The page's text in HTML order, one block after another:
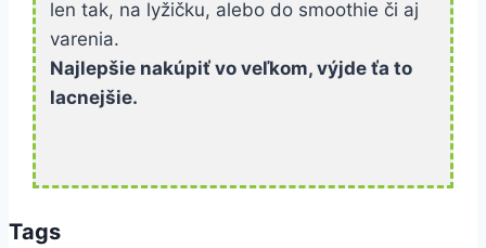
len tak, na lyžičku, alebo do smoothie či aj
varenia.
Najlepšie nakúpiť vo veľkom, výjde ťa to
lacnejšie.
Tags